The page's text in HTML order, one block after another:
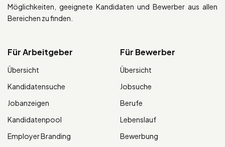
Möglichkeiten, geeignete Kandidaten und Bewerber aus allen
Bereichen zu finden.
Für Arbeitgeber
Übersicht
Kandidatensuche
Jobanzeigen
Kandidatenpool
Employer Branding
Für Bewerber
Übersicht
Jobsuche
Berufe
Lebenslauf
Bewerbung